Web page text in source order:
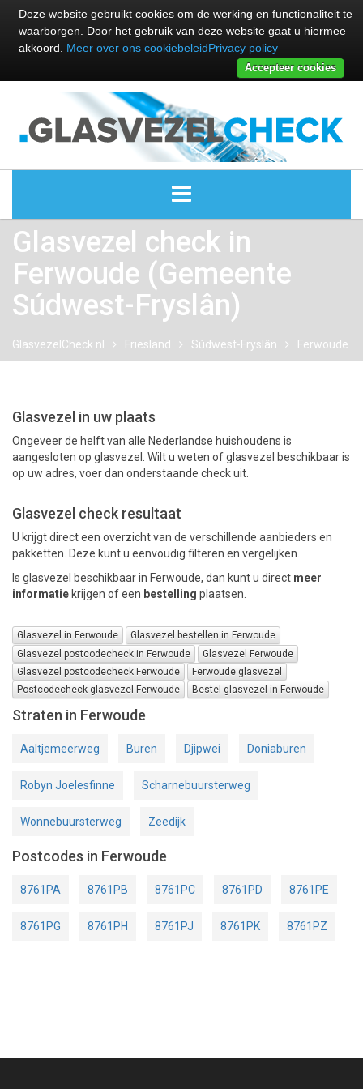
ALLE GLASVEZEL PROVIDERS
GLASVEZEL PROVIDERS
KABEL INTERNET PROVIDERS
GLASVEZEL ALTERNATIEVEN
Glasvezel check in
Ferwoude (Gemeente
Súdwest-Fryslân)
GlasvezelCheck.nl Friesland Súdwest-Fryslân Ferwoude
Glasvezel in uw plaats
Ongeveer de helft van alle Nederlandse huishoudens is
aangesloten op glasvezel. Wilt u weten of glasvezel beschikbaar is
op uw adres, voer dan onderstaande check uit.
Glasvezel check resultaat
U krijgt direct een overzicht van de verschillende aanbieders en
pakketten. Deze kunt u eenvoudig filteren en vergelijken.
Is glasvezel beschikbaar in Ferwoude, dan kunt u direct meer
informatie krijgen of een bestelling plaatsen.
Glasvezel in Ferwoude
Glasvezel bestellen in Ferwoude
Glasvezel postcodecheck in Ferwoude
Glasvezel Ferwoude
Glasvezel postcodecheck Ferwoude
Ferwoude glasvezel
Postcodecheck glasvezel Ferwoude
Bestel glasvezel in Ferwoude
Straten in Ferwoude
Aaltjemeerweg Buren Djipwei Doniaburen
Robyn Joelesfinne Scharnebuursterweg
Wonnebuursterweg Zeedijk
Postcodes in Ferwoude
8761PA 8761PB 8761PC 8761PD 8761PE
8761PG 8761PH 8761PJ 8761PK 8761PZ
Deze website gebruikt cookies om de werking en functionaliteit te
waarborgen. Door het gebruik van deze website gaat u hiermee
akkoord. Meer over ons cookiebeleidPrivacy policy
Accepteer cookies